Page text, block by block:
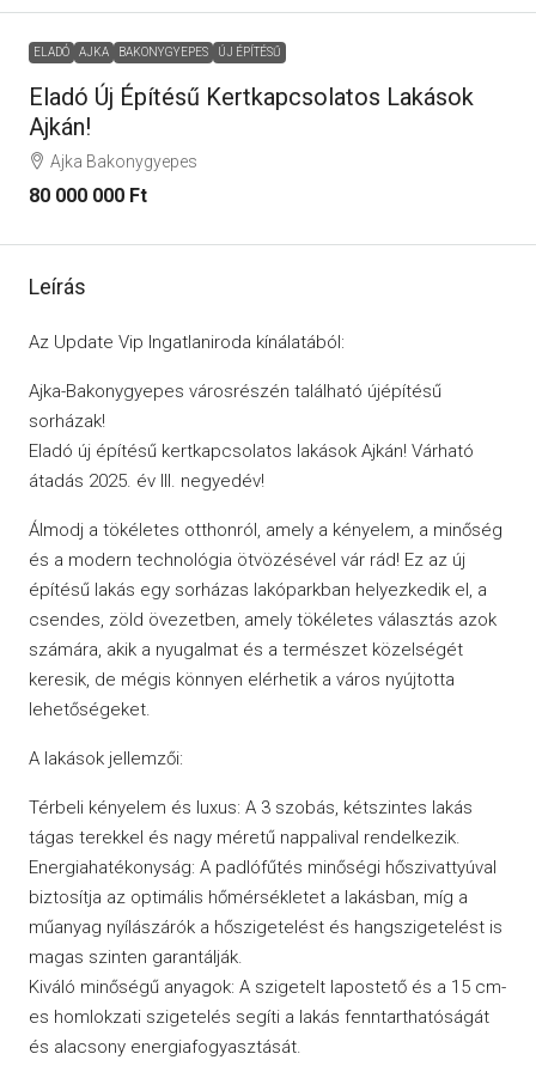
ELADÓ AJKA BAKONYGYEPES ÚJ ÉPÍTÉSŰ
Eladó Új Építésű Kertkapcsolatos Lakások
Ajkán!
Ajka Bakonygyepes
80 000 000 Ft
Leírás
Az Update Vip Ingatlaniroda kínálatából:
Ajka-Bakonygyepes városrészén található újépítésű
sorházak!
Eladó új építésű kertkapcsolatos lakások Ajkán! Várható
átadás 2025. év III. negyedév!
Álmodj a tökéletes otthonról, amely a kényelem, a minőség
és a modern technológia ötvözésével vár rád! Ez az új
építésű lakás egy sorházas lakóparkban helyezkedik el, a
csendes, zöld övezetben, amely tökéletes választás azok
számára, akik a nyugalmat és a természet közelségét
keresik, de mégis könnyen elérhetik a város nyújtotta
lehetőségeket.
A lakások jellemzői:
Térbeli kényelem és luxus: A 3 szobás, kétszintes lakás
tágas terekkel és nagy méretű nappalival rendelkezik.
Energiahatékonyság: A padlófűtés minőségi hőszivattyúval
biztosítja az optimális hőmérsékletet a lakásban, míg a
műanyag nyílászárók a hőszigetelést és hangszigetelést is
magas szinten garantálják.
Kiváló minőségű anyagok: A szigetelt lapostető és a 15 cm-
es homlokzati szigetelés segíti a lakás fenntarthatóságát
és alacsony energiafogyasztását.